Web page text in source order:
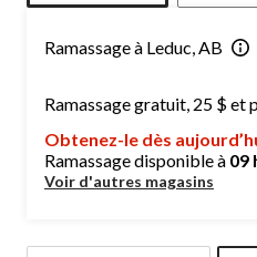
Ramassage à Leduc, AB
Ramassage gratuit, 25 $ et
Obtenez-le dès
Ramassage disponible à 09
Voir d'autres magasins